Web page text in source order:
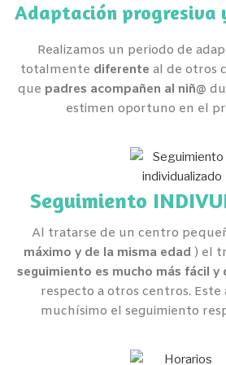
Adaptación progresiva y
Realizamos un periodo de
totalmente diferente al de otros
que padres acompañen al niñ@
estimen oportuno en el
Seguimiento
Al tratarse de un centro
máximo y de la misma edad ) el
seguimiento es mucho más fácil
respecto a otros centros.
muchísimo el seguimiento